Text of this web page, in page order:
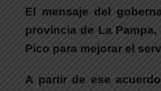
El mensaje del
provincia de La Pampa,
Pico para mejorar el
A partir de ese